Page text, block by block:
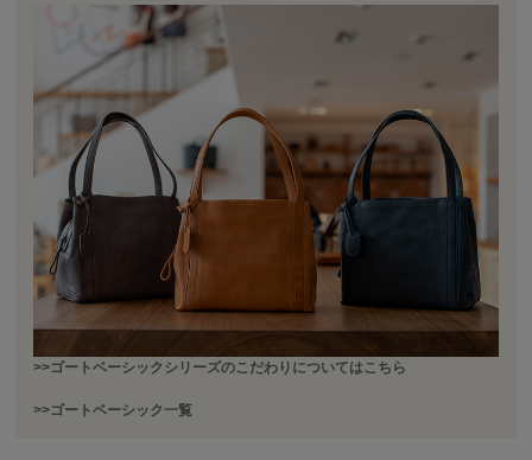
>>ゴートベーシックシリーズのこだわりについてはこちら
>>ゴートベーシック一覧